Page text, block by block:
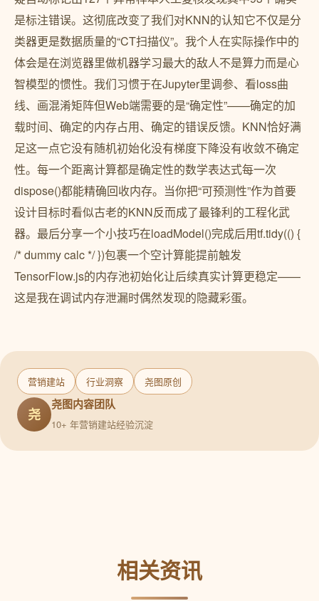
营销建站 行业洞察 尧图原创
尧
尧图内容团队
10+ 年营销建站经验沉淀
相关资讯